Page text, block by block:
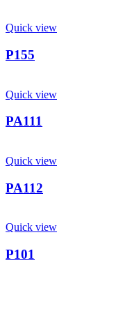
Quick view
P155
Quick view
PA111
Quick view
PA112
Quick view
P101